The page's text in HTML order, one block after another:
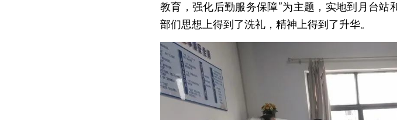
教育，强化后勤服务保障”为主题，实地到月台
部们思想上得到了洗礼，精神上得到了升华。